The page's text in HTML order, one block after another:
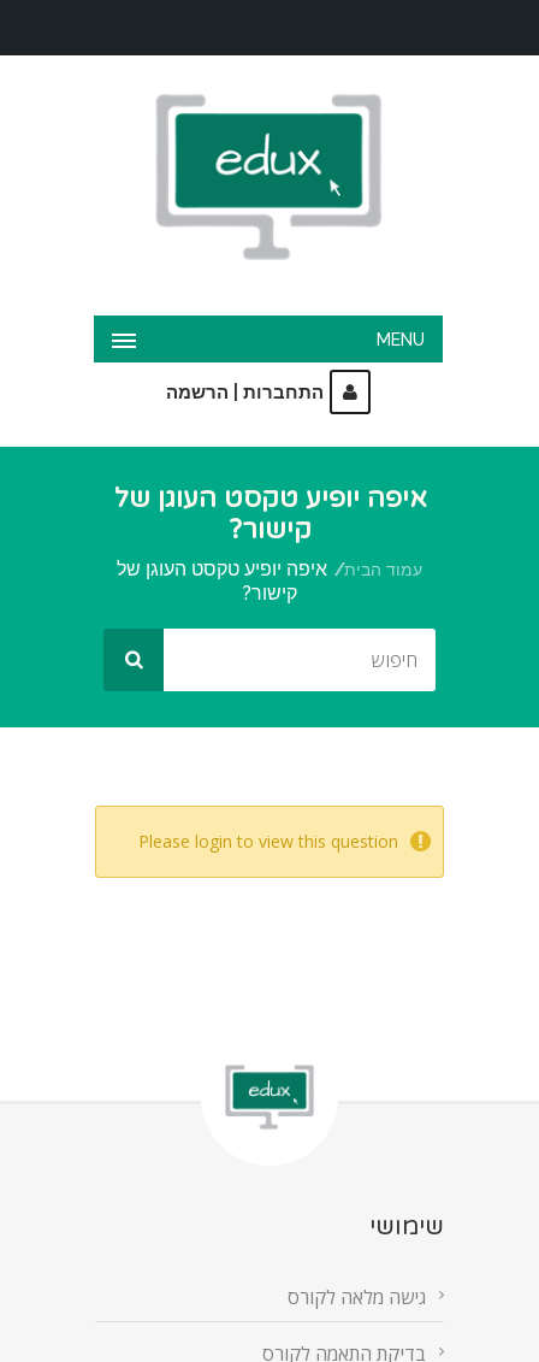
MENU
התחברות הרשמה
איפה יופיע טקסט העוגן של
קישור?
עמוד הבית
איפה יופיע טקסט העוגן של
קישור?
Please login to view this question
שימושי
גישה מלאה לקורס
בדיקת התאמה לקורס